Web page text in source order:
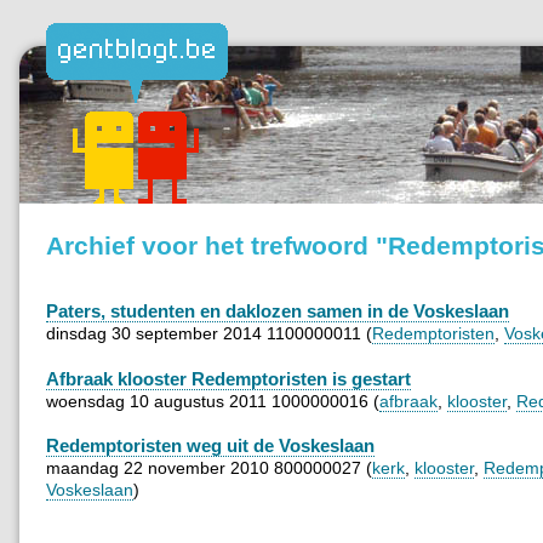
Archief voor het trefwoord
Paters, studenten en daklozen samen in de Voskeslaan
dinsdag 30 september 2014 1100000011 (Redemptoristen
Afbraak klooster Redemptoristen is gestart
woensdag 10 augustus 2011 1000000016 (afbraak klooster,
Redemptoristen weg uit de Voskeslaan
maandag 22 november 2010 800000027 (kerk klooster,
Voskeslaan)